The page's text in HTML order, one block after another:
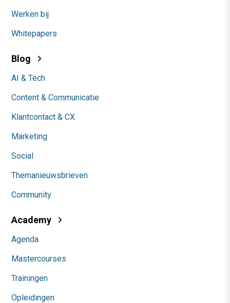
Werken bij
Whitepapers
Blog
AI & Tech
Content & Communicatie
Klantcontact & CX
Marketing
Social
Themanieuwsbrieven
Community
Academy
Agenda
Mastercourses
Trainingen
Opleidingen